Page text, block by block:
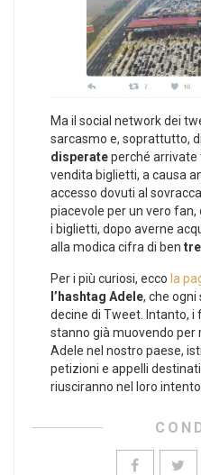
Ma il social network dei
sarcasmo e, soprattutto, di
disperateperché arrivate
vendita biglietti, a causa
accesso dovuti al
piacevole per un vero fan,
i biglietti, dopo averne
alla modica cifra di ben
Per i più curiosi, ecco la
l’hashtag Adele, che ogni
decine di Tweet. Intanto,
stanno già muovendo per
Adele nel nostro paese,
petizioni e appelli
riusciranno nel loro